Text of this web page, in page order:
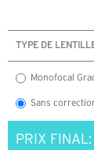
TYPE DE
Monofocal
Sans
PRIX FINAL: